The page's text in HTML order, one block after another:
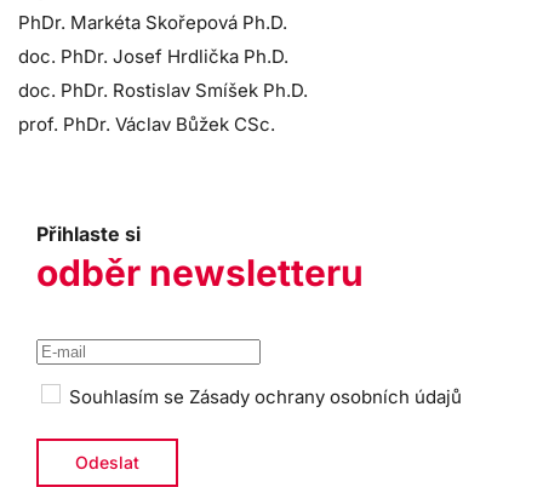
PhDr. Markéta Skořepová Ph.D.
doc. PhDr. Josef Hrdlička Ph.D.
doc. PhDr. Rostislav Smíšek Ph.D.
prof. PhDr. Václav Bůžek CSc.
Přihlaste si
odběr newsletteru
Souhlasím se Zásady ochrany osobních údajů